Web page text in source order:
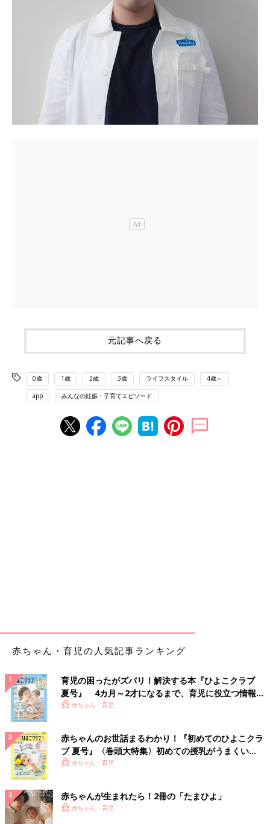
元記事へ戻る
0歳 1歳 2歳 3歳 ライフスタイル 4歳～
app みんなの妊娠・子育てエピソード
赤ちゃん・育児の人気記事ランキング
育児の困ったがズバリ！解決する本『ひよこクラブ
夏号』 4カ月～2才になるまで、育児に役立つ情報が
いっぱい！
赤ちゃん・育児
赤ちゃんのお世話まるわかり！『初めてのひよこクラ
ブ 夏号』〈巻頭大特集〉初めての授乳がうまくい
く！ おっぱい・ミルクの基本と夏のトラブル 解決テ
赤ちゃん・育児
赤ちゃんが生まれたら！2冊の「たまひよ」
赤ちゃん・育児